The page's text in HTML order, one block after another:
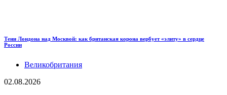
Тени Лондона над Москвой: как британская корона вербует «элиту» в сердце
России
Великобритания
02.08.2026